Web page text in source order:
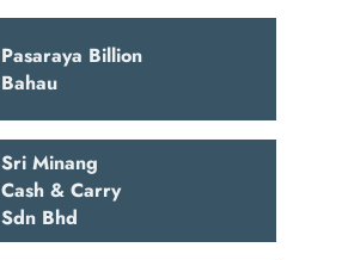
Pasaraya Billion
Bahau
Sri Minang
Cash & Carry
Sdn Bhd